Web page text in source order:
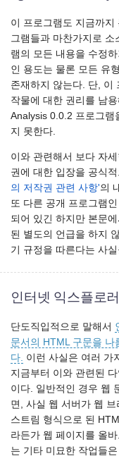
이 프로그램도 지금까
그램들과 마찬가지로
램의 모든 내용을 수정
인 용도는 물론 모든 유
존재하지 않는다. 단, 이
작물에 대한 권리를 남
Analysis 0.0.2 프로그램
지 못한다.
이와 관련해서 보다 자
권에 대한 입장을 공식
의 저작권 관련 사항'의
또 다른 공개 프로그램
되어 있긴 하지만 본문
된 별도의 언급을 하지
기 규정을 따른다는 사
인터넷 익스플로
단도직입적으로 말해서
문서의 HTML 구문을
다. 이런 사실은 여러 가
지금부터 이와 관련된
이다. 일반적인 경우 웹
면, 사실 웹 서버가 웹
스트림 형식으로 된
라든가 웹 페이지를 올
는 기타 미묘한 작업들